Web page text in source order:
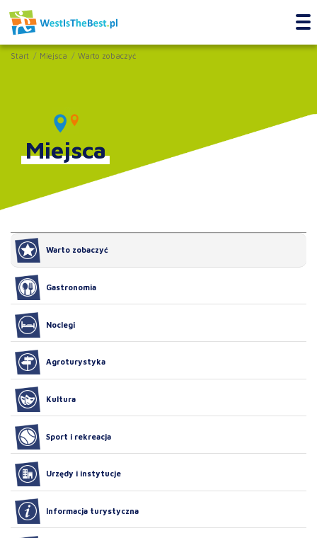
Start Miejsca Warto zobaczyć
Miejsca
Warto zobaczyć
Gastronomia
Noclegi
Agroturystyka
Kultura
Sport i rekreacja
Urzędy i instytucje
Informacja turystyczna